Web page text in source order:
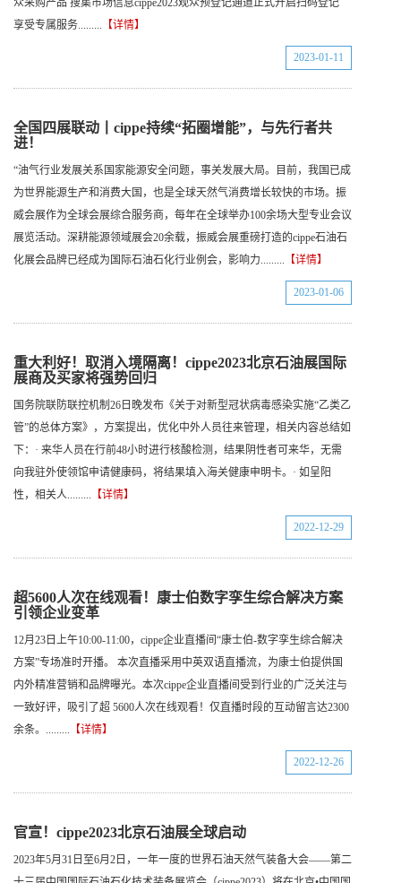
众采购产品 搜集市场信息cippe2023观众预登记通道正式开启扫码登记
享受专属服务......... 【详情】
2023-01-11
全国四展联动丨cippe持续“拓圈增能”，与先行者共
进！
“油气行业发展关系国家能源安全问题，事关发展大局。目前，我国已成
为世界能源生产和消费大国，也是全球天然气消费增长较快的市场。振
威会展作为全球会展综合服务商，每年在全球举办100余场大型专业会议
展览活动。深耕能源领域展会20余载，振威会展重磅打造的cippe石油石
化展会品牌已经成为国际石油石化行业例会，影响力......... 【详情】
2023-01-06
重大利好！取消入境隔离！cippe2023北京石油展国际
展商及买家将强势回归
国务院联防联控机制26日晚发布《关于对新型冠状病毒感染实施“乙类乙
管”的总体方案》，方案提出，优化中外人员往来管理，相关内容总结如
下：· 来华人员在行前48小时进行核酸检测，结果阴性者可来华，无需
向我驻外使领馆申请健康码，将结果填入海关健康申明卡。· 如呈阳
性，相关人......... 【详情】
2022-12-29
超5600人次在线观看！康士伯数字孪生综合解决方案
引领企业变革
12月23日上午10:00-11:00，cippe企业直播间“康士伯-数字孪生综合解决
方案”专场准时开播。 本次直播采用中英双语直播流，为康士伯提供国
内外精准营销和品牌曝光。本次cippe企业直播间受到行业的广泛关注与
一致好评，吸引了超 5600人次在线观看！仅直播时段的互动留言达2300
余条。......... 【详情】
2022-12-26
官宣！cippe2023北京石油展全球启动
2023年5月31日至6月2日，一年一度的世界石油天然气装备大会——第二